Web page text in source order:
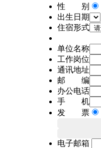
性 别
出生日期
住宿形式
单位名称
工作岗位
通讯地址
邮 编
办公电话
手 机
发 票
电子邮箱